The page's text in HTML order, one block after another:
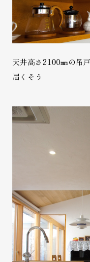
天井高さ2100㎜の吊
届くそう